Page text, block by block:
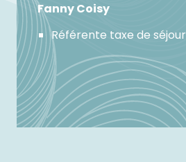
Fanny Coisy
Référente taxe de séjour